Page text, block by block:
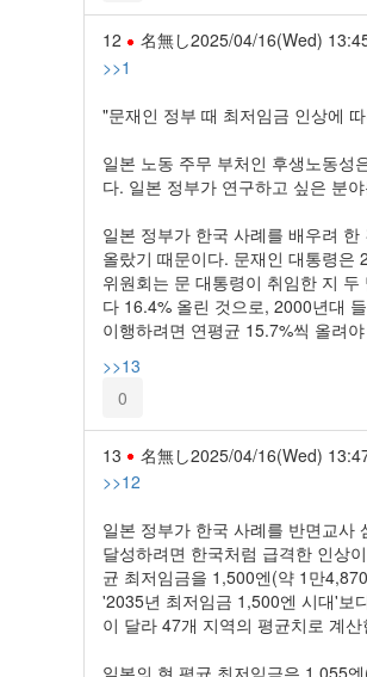
12 名無し2025/04/16(Wed)
>>1
"문재인 정부 때 최저임금 인상에
일본 노동 주무 부처인 후생노동성
다. 일본 정부가 연구하고 싶은 분
일본 정부가 한국 사례를 배우려
올랐기 때문이다. 문재인 대통령은
위원회는 문 대통령이 취임한 지
다 16.4% 올린 것으로, 2000년대
이행하려면 연평균 15.7%씩 올려
>>13
0
13 名無し2025/04/16(Wed)
>>12
일본 정부가 한국 사례를 반면교사
달성하려면 한국처럼 급격한 인상
균 최저임금을 1,500엔(약 1만
'2035년 최저임금 1,500엔 시대'보
이 달라 47개 지역의 평균치로 계산
일본의 현 평균 최저임금은 1,055